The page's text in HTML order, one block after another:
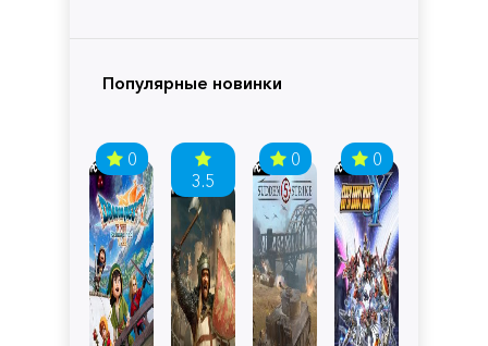
Популярные новинки
0
3.5
0 0